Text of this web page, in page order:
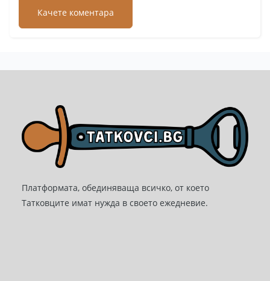
Платформата, обединяваща всичко, от което
Татковците имат нужда в своето ежедневие.